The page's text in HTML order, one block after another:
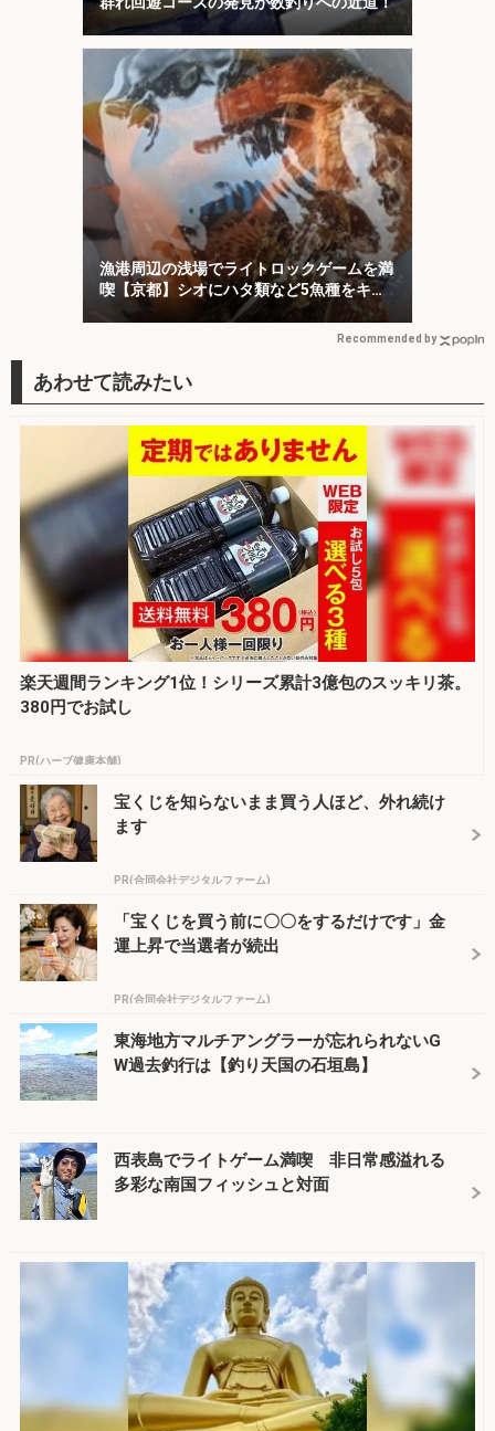
漁港周辺の浅場でライトロックゲームを満
喫【京都】シオにハタ類など5魚種をキャ
ッチ！
Recommended by
楽天週間ランキング1位！シリーズ累計3億包のスッキリ茶。
380円でお試し
PR(ハーブ健康本舗)
宝くじを知らないまま買う人ほど、外れ続け
ます
PR(合同会社デジタルファーム)
「宝くじを買う前に〇〇をするだけです」金
運上昇で当選者が続出
PR(合同会社デジタルファーム)
東海地方マルチアングラーが忘れられないG
W過去釣行は【釣り天国の石垣島】
西表島でライトゲーム満喫 非日常感溢れる
多彩な南国フィッシュと対面